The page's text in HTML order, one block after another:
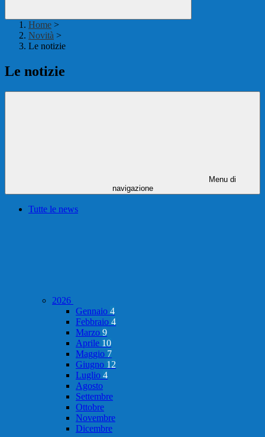
Home >
Novità >
Le notizie
Le notizie
Menu di
navigazione
Tutte le news
2026
Gennaio 4
Febbraio 4
Marzo 9
Aprile 10
Maggio 7
Giugno 12
Luglio 4
Agosto
Settembre
Ottobre
Novembre
Dicembre